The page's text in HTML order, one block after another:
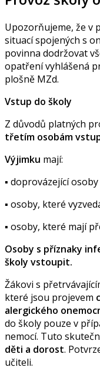
Upozorňujeme, že v
situací spojených s
povinna dodržovat
opatření vyhlášená
plošně MZd.
Vstup do školy
Z důvodů platných
třetím osobám
Výjimku mají:
▪ doprovázející
▪ osoby, které
▪ osoby, které mají
Osoby s příznaky
školy vstoupit.
Žákovi s
které jsou projevem
alergického
do školy pouze v
nemocí. Tuto
děti a dorost.
učiteli.